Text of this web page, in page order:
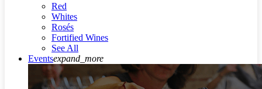
Red
Whites
Rosés
Fortified Wines
See All
Eventsexpand_more